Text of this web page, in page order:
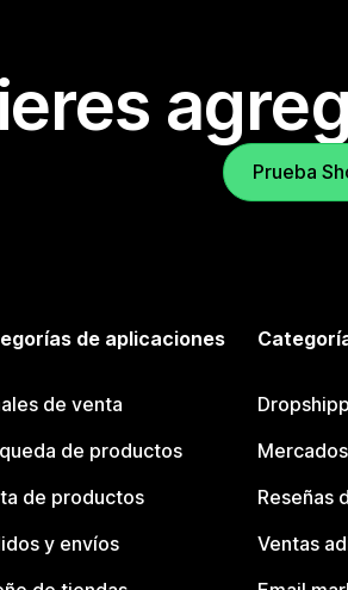
Prueba
de aplicaciones
de venta
de productos
de productos
y envíos
Mercados
Reseñas
Ventas